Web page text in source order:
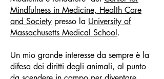
Mindfulness in Medicine, Health Care
and Society presso la University of
Massachusetts Medical School .
Un mio grande interesse da sempre è la
difesa dei diritti degli animali, al punto